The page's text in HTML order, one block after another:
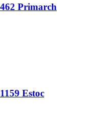
Primarch
Estoc